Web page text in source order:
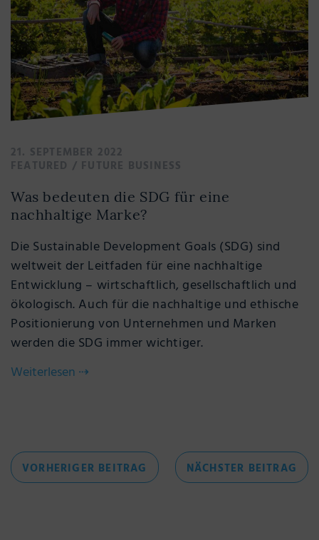
21. SEPTEMBER 2022
FEATURED / FUTURE BUSINESS
Was bedeuten die SDG für eine
nachhaltige Marke?
Die Sustainable Development Goals (SDG) sind
weltweit der Leitfaden für eine nachhaltige
Entwicklung – wirtschaftlich, gesellschaftlich und
ökologisch. Auch für die nachhaltige und ethische
Positionierung von Unternehmen und Marken
werden die SDG immer wichtiger.
Weiterlesen ⇢
Beitragsnavigation
VORHERIGER BEITRAG VORHERIGER
BEITRAG
NÄCHSTER BEITRAG